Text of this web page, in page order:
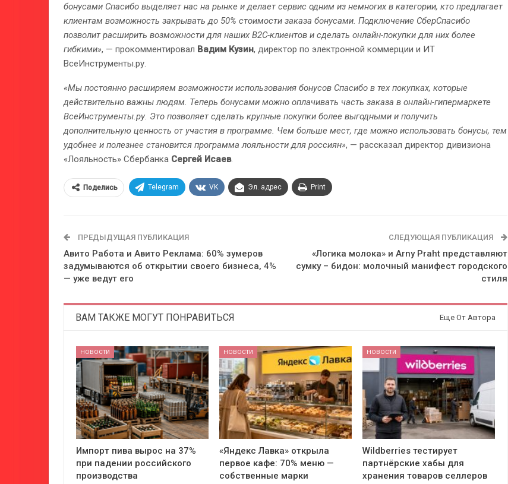
бонусами Спасибо выделяет нас на рынке и делает сервис одним из немногих в категории, кто предлагает
клиентам возможность закрывать до 50% стоимости заказа бонусами. Подключение СберСпасибо
позволит расширить возможности для наших B2C-клиентов и сделать онлайн-покупки для них более
гибкими», — прокомментировал Вадим Кузин, директор по электронной коммерции и ИТ
ВсеИнструменты.ру.
«Мы постоянно расширяем возможности использования бонусов Спасибо в тех покупках, которые
действительно важны людям. Теперь бонусами можно оплачивать часть заказа в онлайн-гипермаркете
ВсеИнструменты.ру. Это позволяет сделать крупные покупки более выгодными и получить
дополнительную ценность от участия в программе. Чем больше мест, где можно использовать бонусы, тем
удобнее и полезнее становится программа лояльности для россиян», — рассказал директор дивизиона
«Лояльность» Сбербанка Сергей Исаев.
Поделись Telegram VK Эл. адрес Print
ПРЕДЫДУЩАЯ ПУБЛИКАЦИЯ
Авито Работа и Авито Реклама: 60% зумеров
задумываются об открытии своего бизнеса, 4%
— уже ведут его
СЛЕДУЮЩАЯ ПУБЛИКАЦИЯ
«Логика молока» и Arny Praht представляют
сумку – бидон: молочный манифест городского
стиля
ВАМ ТАКЖЕ МОГУТ ПОНРАВИТЬСЯ Еще От Автора
НОВОСТИ
Импорт пива вырос на 37%
при падении российского
производства
НОВОСТИ
«Яндекс Лавка» открыла
первое кафе: 70% меню —
собственные марки
НОВОСТИ
Wildberries тестирует
партнёрские хабы для
хранения товаров селлеров